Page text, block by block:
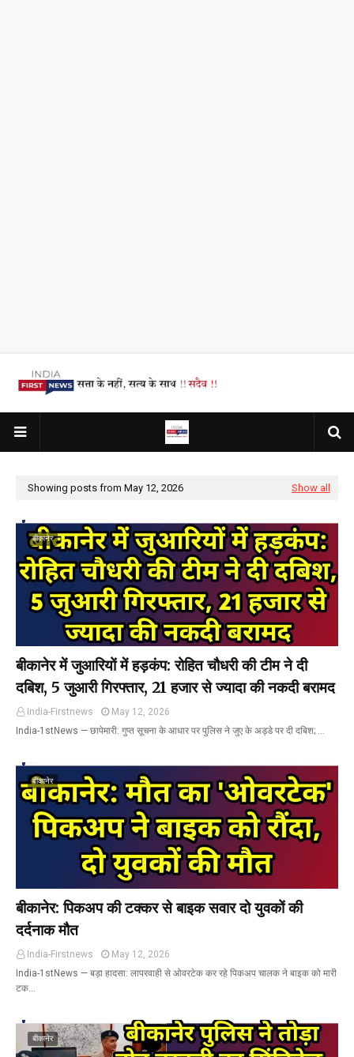
Showing posts from May 12, 2026 Show all
बीकानेर
बीकानेर में जुआरियों में हड़कंप: रोहित चौधरी की टीम ने दी
दबिश, 5 जुआरी गिरफ्तार, 21 हजार से ज्यादा की नकदी बरामद
India-Firstnews
May 12, 2026
India-1stNews ​— छापेमारी: गुप्त सूचना के आधार पर पुलिस ने जुए के अड्डे पर दी दबिश; …
बीकानेर
बीकानेर: पिकअप की टक्कर से बाइक सवार दो युवकों की
दर्दनाक मौत
India-Firstnews
May 12, 2026
India-1stNews ​— बड़ा हादसा: लापरवाही से ओवरटेक कर रहे पिकअप चालक ने बाइक को मारी
टक…
बीकानेर